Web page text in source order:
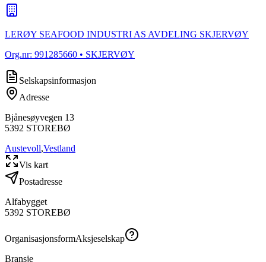
LERØY SEAFOOD INDUSTRI AS AVDELING SKJERVØY
Org.nr: 991285660 • SKJERVØY
Selskapsinformasjon
Adresse
Bjånesøyvegen 13
5392 STOREBØ
Austevoll,Vestland
Vis kart
Postadresse
Alfabygget
5392 STOREBØ
OrganisasjonsformAksjeselskap
Bransje